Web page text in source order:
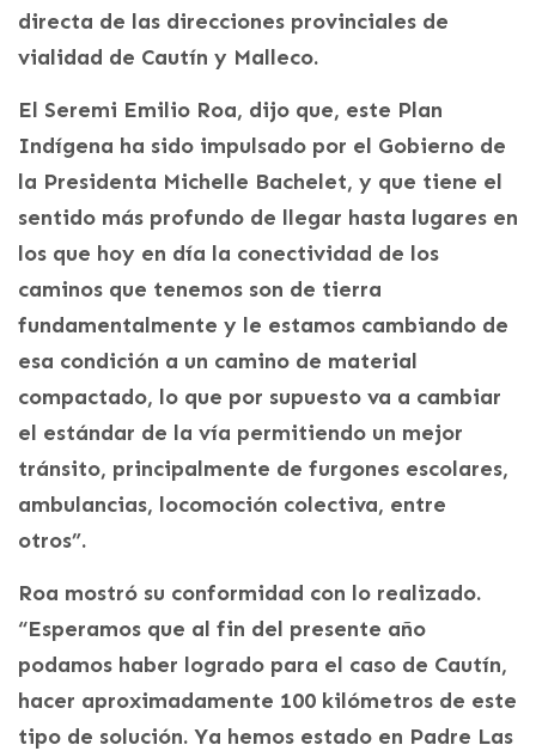
directa de las direcciones provinciales de
vialidad de Cautín y Malleco.
El Seremi Emilio Roa, dijo que, este Plan
Indígena ha sido impulsado por el Gobierno de
la Presidenta Michelle Bachelet, y que tiene el
sentido más profundo de llegar hasta lugares en
los que hoy en día la conectividad de los
caminos que tenemos son de tierra
fundamentalmente y le estamos cambiando de
esa condición a un camino de material
compactado, lo que por supuesto va a cambiar
el estándar de la vía permitiendo un mejor
tránsito, principalmente de furgones escolares,
ambulancias, locomoción colectiva, entre
otros”.
Roa mostró su conformidad con lo realizado.
“Esperamos que al fin del presente año
podamos haber logrado para el caso de Cautín,
hacer aproximadamente 100 kilómetros de este
tipo de solución. Ya hemos estado en Padre Las